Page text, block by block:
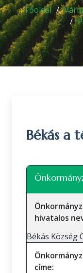
Főoldal
Békás a
+
hivatalos
Békás Község
címe: